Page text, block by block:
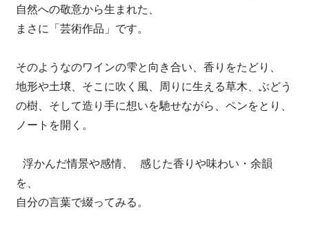
自然への敬意から生まれた、
まさに「芸術作品」です。
そのようなのワインの雫と向き合い、香りをたどり、
地形や土壌、そこに吹く風、周りに生える草木、ぶどう
の樹、そして造り手に想いを馳せながら、ペンをとり、
ノートを開く。
浮かんだ情景や感情、 感じた香りや味わい・余韻
を、
自分の言葉で綴ってみる。